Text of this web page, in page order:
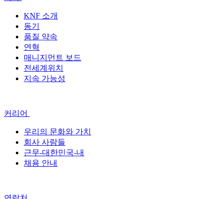
KNF 소개
동기
품질 약속
연혁
매니지먼트 보드
전세계위치
지속 가능성
커리어
우리의 문화와 가치
회사 사람들
근무-대한민국-내
채용 안내